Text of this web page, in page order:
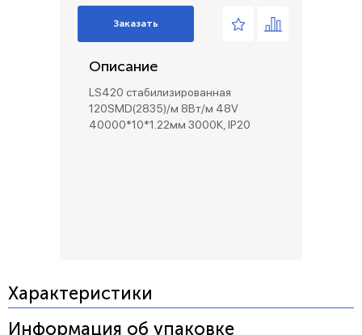
Заказать
Описание
LS420 стабилизированная
120SMD(2835)/м 8Вт/м 48V
40000*10*1.22мм 3000К, IP20
Характеристики
Информация об упаковке